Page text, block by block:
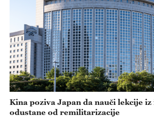
Kina poziva Japan da nauči lekcije
odustane od remilitarizacije